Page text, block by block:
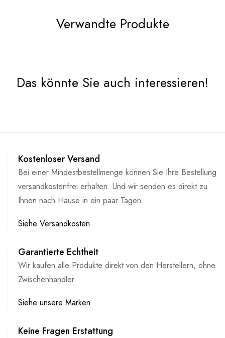
Verwandte Produkte
Das könnte Sie auch interessieren!
Kostenloser Versand
Bei einer Mindestbestellmenge können Sie Ihre Bestellung
versandkostenfrei erhalten. Und wir senden es direkt zu
Ihnen nach Hause in ein paar Tagen.
Siehe Versandkosten
Garantierte Echtheit
Wir kaufen alle Produkte direkt von den Herstellern, ohne
Zwischenhändler.
Siehe unsere Marken
Keine Fragen Erstattung